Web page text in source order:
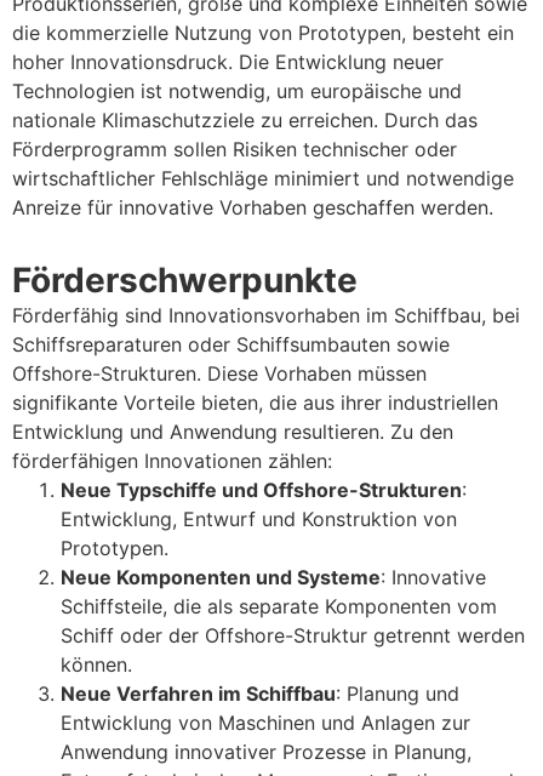
die kommerzielle Nutzung von Prototypen, besteht ein
hoher Innovationsdruck. Die Entwicklung neuer
Technologien ist notwendig, um europäische und
nationale Klimaschutzziele zu erreichen. Durch das
Förderprogramm sollen Risiken technischer oder
wirtschaftlicher Fehlschläge minimiert und notwendige
Anreize für innovative Vorhaben geschaffen werden.
Förderschwerpunkte
Förderfähig sind Innovationsvorhaben im Schiffbau, bei
Schiffsreparaturen oder Schiffsumbauten sowie
Offshore-Strukturen. Diese Vorhaben müssen
signifikante Vorteile bieten, die aus ihrer industriellen
Entwicklung und Anwendung resultieren. Zu den
förderfähigen Innovationen zählen:
Neue Typschiffe und Offshore-Strukturen:
Entwicklung, Entwurf und Konstruktion von
Prototypen.
Neue Komponenten und Systeme: Innovative
Schiffsteile, die als separate Komponenten vom
Schiff oder der Offshore-Struktur getrennt werden
können.
Neue Verfahren im Schiffbau: Planung und
Entwicklung von Maschinen und Anlagen zur
Anwendung innovativer Prozesse in Planung,